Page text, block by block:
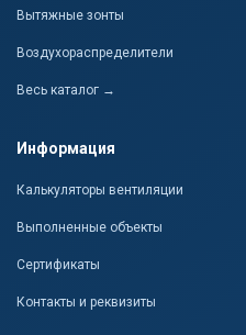
Вытяжные зонты
Воздухораспределители
Весь каталог →
Информация
Калькуляторы вентиляции
Выполненные объекты
Сертификаты
Контакты и реквизиты